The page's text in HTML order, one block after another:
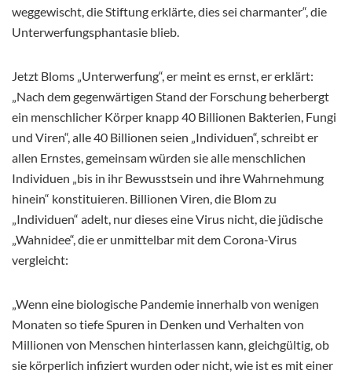
weggewischt, die Stiftung erklärte, dies sei charmanter“, die
Unterwerfungsphantasie blieb.
Jetzt Bloms „Unterwerfung“, er meint es ernst, er erklärt:
„Nach dem gegenwärtigen Stand der Forschung beherbergt
ein menschlicher Körper knapp 40 Billionen Bakterien, Fungi
und Viren“, alle 40 Billionen seien „Individuen“, schreibt er
allen Ernstes, gemeinsam würden sie alle menschlichen
Individuen „bis in ihr Bewusstsein und ihre Wahrnehmung
hinein“ konstituieren. Billionen Viren, die Blom zu
„Individuen“ adelt, nur dieses eine Virus nicht, die jüdische
„Wahnidee“, die er unmittelbar mit dem Corona-Virus
vergleicht:
„Wenn eine biologische Pandemie innerhalb von wenigen
Monaten so tiefe Spuren in Denken und Verhalten von
Millionen von Menschen hinterlassen kann, gleichgültig, ob
sie körperlich infiziert wurden oder nicht, wie ist es mit einer